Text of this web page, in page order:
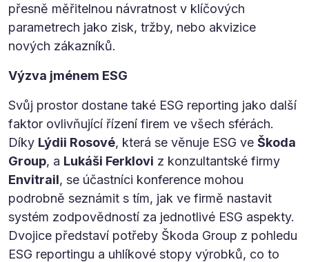
přesně měřitelnou návratnost v klíčových
parametrech jako zisk, tržby, nebo akvizice
nových zákazníků.
Výzva jménem ESG
Svůj prostor dostane také ESG reporting jako další
faktor ovlivňující řízení firem ve všech sférách.
Díky Lýdii Rosové, která se věnuje ESG ve Škoda
Group, a Lukáši Ferklovi z konzultantské firmy
Envitrail, se účastníci konference mohou
podrobně seznámit s tím, jak ve firmě nastavit
systém zodpovědností za jednotlivé ESG aspekty.
Dvojice představí potřeby Škoda Group z pohledu
ESG reportingu a uhlíkové stopy výrobků, co to